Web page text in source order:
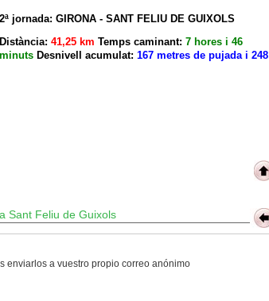
2ª jornada: GIRONA - SANT FELIU DE GUIXOLS
Distància: 41,25 km Temps caminant: 7 hores i 46
minuts Desnivell acumulat: 167 metres de pujada i 248
Sant Feliu de Guixols
enviarlos a vuestro propio correo anónimo